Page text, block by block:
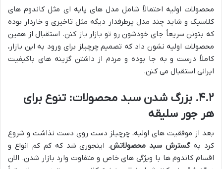
محصولات اولیه احتمالاً شامل مدل های پایه ای مثل کاندوم های
کلاسیک و شاید چند مدل پرطرفدار دیگه مثل تاخیری و خاردار بوده
که بتونن سریعاً جای خودشون رو تو بازار باز کنن. استقبال از همین
محصولات اولیه نشون داد که تصمیم چرچیلز برای ورود به این بازار،
کاملاً درست و به جا بوده و مردم از داشتن گزینه های باکیفیت
ایرانی استقبال می کنن.
۴.۲. بزرگ شدن سبد محصولات: تنوع برای
هر جور سلیقه
بعد از موفقیت های اولیه، چرچیلز دست روی دست نذاشت و شروع
کرد بهگسترش سبد محصولاتش. اینجوری شد که کم کم انواع و
اقسام کاندوم ها با ویژگی های خاص و متفاوت وارد بازار شدن. الان